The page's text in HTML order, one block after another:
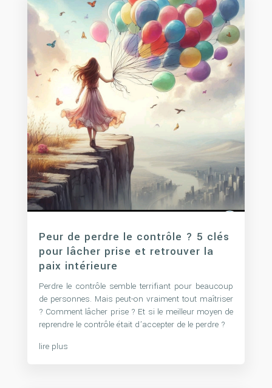
Peur de perdre le contrôle ? 5 clés
pour lâcher prise et retrouver la
paix intérieure
Perdre le contrôle semble terrifiant pour beaucoup
de personnes. Mais peut-on vraiment tout maîtriser
? Comment lâcher prise ? Et si le meilleur moyen de
reprendre le contrôle était d’accepter de le perdre ?
lire plus